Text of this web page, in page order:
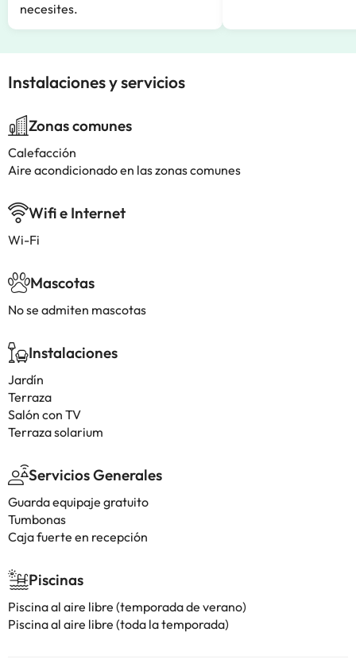
necesites.
Instalaciones y servicios
Zonas comunes
Calefacción
Aire acondicionado en las zonas comunes
Wifi e Internet
Wi-Fi
Mascotas
No se admiten mascotas
Instalaciones
Jardín
Terraza
Salón con TV
Terraza solarium
Servicios Generales
Guarda equipaje gratuito
Tumbonas
Caja fuerte en recepción
Piscinas
Piscina al aire libre (temporada de verano)
Piscina al aire libre (toda la temporada)